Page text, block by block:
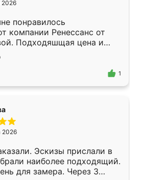
2026
понравилось
компании Ренессанс от
Подходяшщая цена и
изготовления. Приехавший
Владислав
эскизу самый
1
2026
Эскизы прислали в
наиболее подходящий.
для замера. Через 3